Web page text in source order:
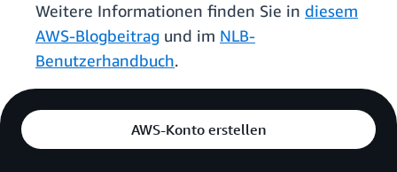
Weitere Informationen finden Sie in diesem
AWS-Blogbeitrag und im NLB-
Benutzerhandbuch.
AWS-Konto erstellen